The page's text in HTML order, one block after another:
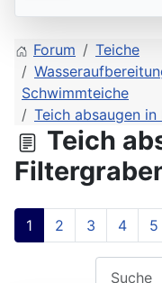
Forum
Teiche
Schwimmteiche
Teich absaugen
Teich
1 2 3 4 5